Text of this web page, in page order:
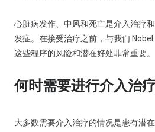
心脏病发作、中风和死亡是介入治疗
发症。在接受治疗之前，与我们
这些程序的风险和潜在好处非常重要。
何时需要进行介入治
大多数需要介入治疗的情况是患有潜